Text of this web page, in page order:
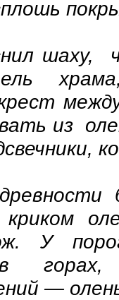
из
криком
У
в
—